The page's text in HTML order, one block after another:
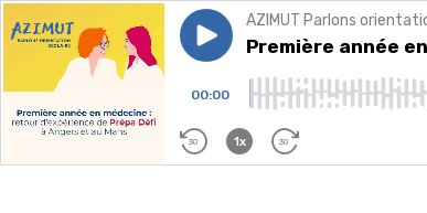
Play episodePremière année
AZIMUT Parlons
Première année
00:00
30 1x 30